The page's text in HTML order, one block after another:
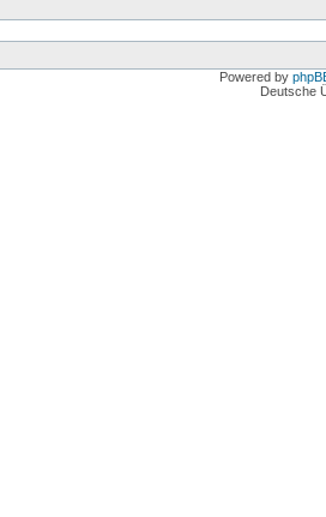
Powered by
Deutsche